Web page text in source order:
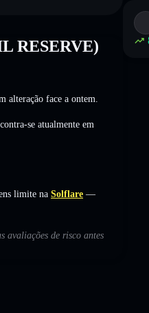
RESERVE)
alteração face a ontem.
se atualmente em
limite na Solflare —
avaliações de risco antes